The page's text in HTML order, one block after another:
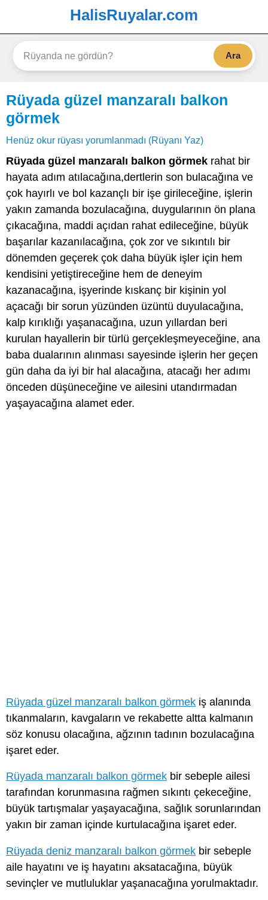
HalisRuyalar.com
Ara
Rüyada güzel manzaralı balkon
görmek
Henüz okur rüyası yorumlanmadı (Rüyanı Yaz)
Rüyada güzel manzaralı balkon görmek rahat bir
hayata adım atılacağına,dertlerin son bulacağına ve
çok hayırlı ve bol kazançlı bir işe girileceğine, işlerin
yakın zamanda bozulacağına, duygularının ön plana
çıkacağına, maddi açıdan rahat edileceğine, büyük
başarılar kazanılacağına, çok zor ve sıkıntılı bir
dönemden geçerek çok daha büyük işler için hem
kendisini yetiştireceğine hem de deneyim
kazanacağına, işyerinde kıskanç bir kişinin yol
açacağı bir sorun yüzünden üzüntü duyulacağına,
kalp kırıklığı yaşanacağına, uzun yıllardan beri
kurulan hayallerin bir türlü gerçekleşmeyeceğine, ana
baba dualarının alınması sayesinde işlerin her geçen
gün daha da iyi bir hal alacağına, atacağı her adımı
önceden düşüneceğine ve ailesini utandırmadan
yaşayacağına alamet eder.
Rüyada güzel manzaralı balkon görmek iş alanında
tıkanmaların, kavgaların ve rekabette altta kalmanın
söz konusu olacağına, ağzının tadının bozulacağına
işaret eder.
Rüyada manzaralı balkon görmek bir sebeple ailesi
tarafından korunmasına rağmen sıkıntı çekeceğine,
büyük tartışmalar yaşayacağına, sağlık sorunlarından
yakın bir zaman içinde kurtulacağına işaret eder.
Rüyada deniz manzaralı balkon görmek bir sebeple
aile hayatını ve iş hayatını aksatacağına, büyük
sevinçler ve mutluluklar yaşanacağına yorulmaktadır.